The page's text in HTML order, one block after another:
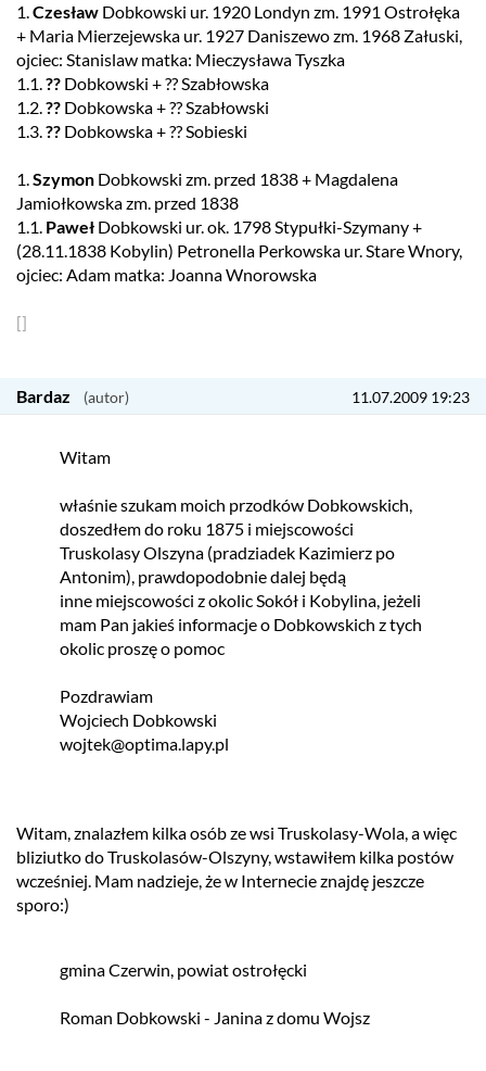
1.Czesław Dobkowski ur. 1920 Londyn zm. 1991 Ostrołęka
+ Maria Mierzejewska ur. 1927 Daniszewo zm. 1968 Załuski,
ojciec: Stanislaw matka: Mieczysława Tyszka
1.1.?? Dobkowski + ?? Szabłowska
1.2.?? Dobkowska + ?? Szabłowski
1.3.?? Dobkowska + ?? Sobieski
1.Szymon Dobkowski zm. przed 1838 + Magdalena
Jamiołkowska zm. przed 1838
1.1. Paweł Dobkowski ur. ok. 1798 Stypułki-Szymany +
(28.11.1838 Kobylin) Petronella Perkowska ur. Stare Wnory,
ojciec: Adam matka: Joanna Wnorowska
[]
Bardaz 11.07.2009 19:23
Witam
właśnie szukam moich przodków Dobkowskich,
doszedłem do roku 1875 i miejscowości
Truskolasy Olszyna (pradziadek Kazimierz po
Antonim), prawdopodobnie dalej będą
inne miejscowości z okolic Sokół i Kobylina, jeżeli
mam Pan jakieś informacje o Dobkowskich z tych
okolic proszę o pomoc
Pozdrawiam
Wojciech Dobkowski
wojtek@optima.lapy.pl
Witam, znalazłem kilka osób ze wsi Truskolasy-Wola, a więc
bliziutko do Truskolasów-Olszyny, wstawiłem kilka postów
wcześniej. Mam nadzieje, że w Internecie znajdę jeszcze
sporo:)
gmina Czerwin, powiat ostrołęcki
Roman Dobkowski - Janina z domu Wojsz